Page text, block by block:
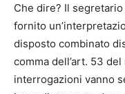
Che dire? Il
fornito
disposto combinato
comma dell’art. 53
interrogazioni vanno